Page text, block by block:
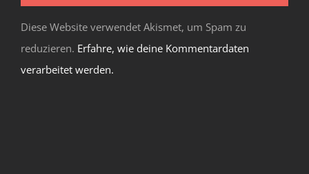
Diese Website verwendet Akismet, um Spam zu
reduzieren. Erfahre, wie deine Kommentardaten
verarbeitet werden.